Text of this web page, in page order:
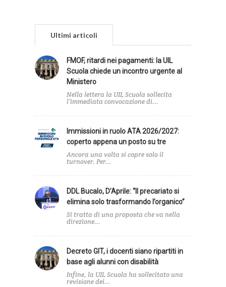
Ultimi articoli
FMOF, ritardi nei pagamenti: la UIL
Scuola chiede un incontro urgente al
Ministero
Nella lettera la UIL Scuola sollecita
l’immediata convocazione di...
Immissioni in ruolo ATA 2026/2027:
coperto appena un posto su tre
Ancora una volta si copre solo il
turnover. Per...
DDL Bucalo, D’Aprile: “Il precariato si
elimina solo trasformando l’organico”
Si tratta di una proposta che va nella
direzione...
Decreto GIT, i docenti siano ripartiti in
base agli alunni con disabilità
Infine, la UIL Scuola ha sollecitato una
revisione dei...